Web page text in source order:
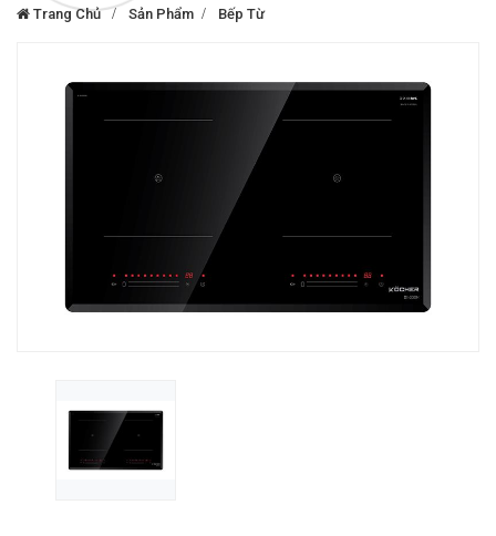
Trang Chủ Sản Phẩm Bếp Từ